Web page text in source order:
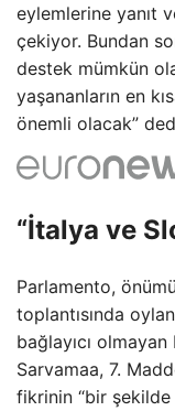
eylemlerine yanıt
çekiyor. Bundan
destek mümkün
yaşananların en
önemli olacak”
“İtalya ve
Parlamento,
toplantısında
bağlayıcı
Sarvamaa, 7.
fikrinin “bir